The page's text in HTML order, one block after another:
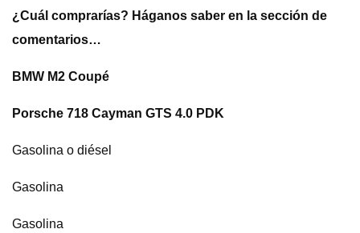
¿Cuál comprarías? Háganos saber en la sección de
comentarios…
BMW M2 Coupé
Porsche 718 Cayman GTS 4.0 PDK
Gasolina o diésel
Gasolina
Gasolina